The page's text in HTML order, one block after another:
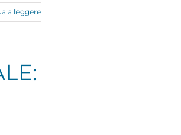
a leggere